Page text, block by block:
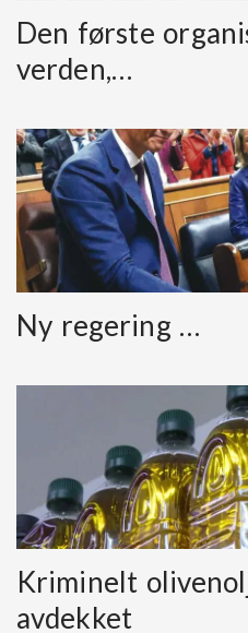
Den første
verden,…
Ny regering …
Kriminelt
avdekket